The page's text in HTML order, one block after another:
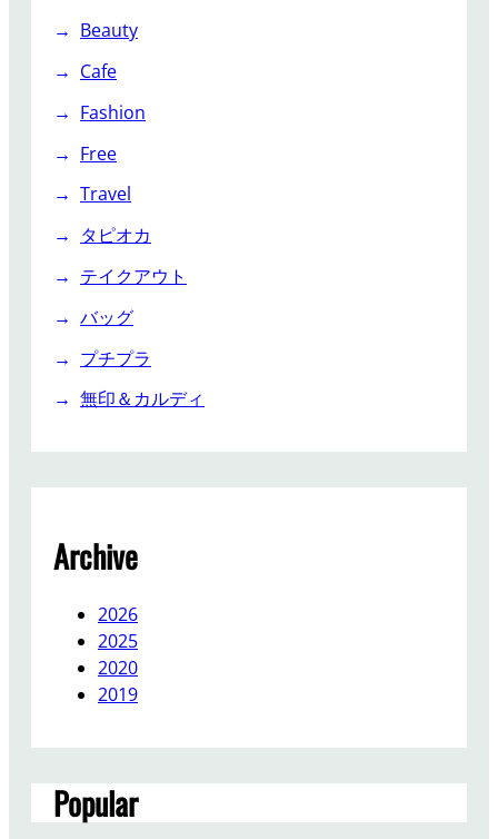
Beauty
Cafe
Fashion
Free
Travel
タピオカ
テイクアウト
バッグ
プチプラ
無印＆カルディ
Archive
2026
2025
2020
2019
Popular